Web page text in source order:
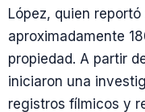
López, quien
aproximadamente
propiedad. A partir
iniciaron una
registros fílmicos y